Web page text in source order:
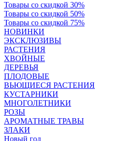
Товары со скидкой 30%
Товары со скидкой 50%
Товары со скидкой 75%
НОВИНКИ
ЭКСКЛЮЗИВЫ
РАСТЕНИЯ
ХВОЙНЫЕ
ДЕРЕВЬЯ
ПЛОДОВЫЕ
ВЬЮЩИЕСЯ РАСТЕНИЯ
КУСТАРНИКИ
МНОГОЛЕТНИКИ
РОЗЫ
АРОМАТНЫЕ ТРАВЫ
ЗЛАКИ
Новый год